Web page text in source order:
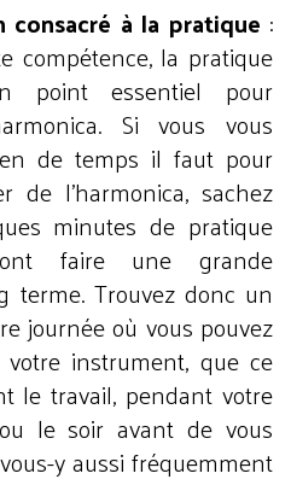
à la pratique :
compétence, la pratique
point essentiel pour
Si vous vous
de temps il faut pour
de l'harmonica, sachez
minutes de pratique
faire une grande
terme. Trouvez donc un
journée où vous pouvez
instrument, que ce
le travail, pendant votre
le soir avant de vous
y aussi fréquemment